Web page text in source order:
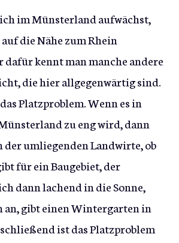
im Münsterland aufwächst,
die Nähe zum Rhein
dafür kennt man manche andere
die hier allgegenwärtig sind.
Platzproblem. Wenn es in
zu eng wird, dann
der umliegenden Landwirte, ob
für ein Baugebiet, der
dann lachend in die Sonne,
an, gibt einen Wintergarten in
ist das Platzproblem